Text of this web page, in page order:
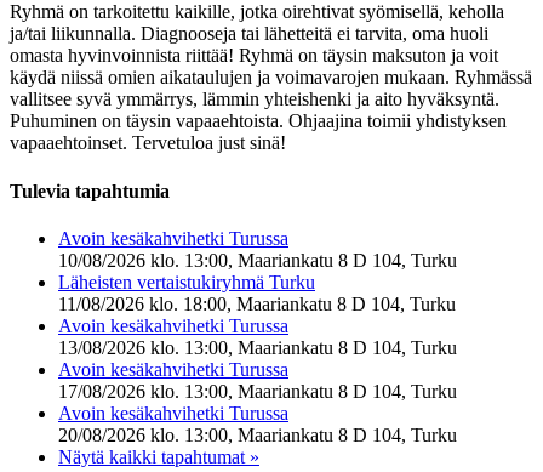
Ryhmä on tarkoitettu kaikille, jotka oirehtivat syömisellä, keholla
ja/tai liikunnalla. Diagnooseja tai lähetteitä ei tarvita, oma huoli
omasta hyvinvoinnista riittää! Ryhmä on täysin maksuton ja voit
käydä niissä omien aikataulujen ja voimavarojen mukaan. Ryhmässä
vallitsee syvä ymmärrys, lämmin yhteishenki ja aito hyväksyntä.
Puhuminen on täysin vapaaehtoista. Ohjaajina toimii yhdistyksen
vapaaehtoinset. Tervetuloa just sinä!
Tulevia tapahtumia
Avoin kesäkahvihetki Turussa
10/08/2026 klo. 13:00, Maariankatu 8 D 104, Turku
Läheisten vertaistukiryhmä Turku
11/08/2026 klo. 18:00, Maariankatu 8 D 104, Turku
Avoin kesäkahvihetki Turussa
13/08/2026 klo. 13:00, Maariankatu 8 D 104, Turku
Avoin kesäkahvihetki Turussa
17/08/2026 klo. 13:00, Maariankatu 8 D 104, Turku
Avoin kesäkahvihetki Turussa
20/08/2026 klo. 13:00, Maariankatu 8 D 104, Turku
Näytä kaikki tapahtumat »